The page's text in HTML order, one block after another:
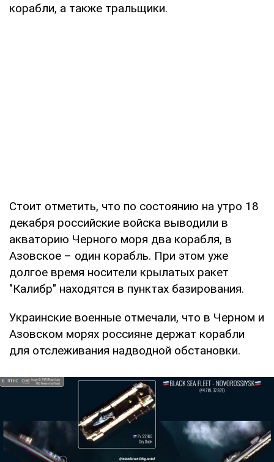
корабли, а также тральщики.
Стоит отметить, что по состоянию на утро 18
декабря российские войска выводили в
акваторию Черного моря два корабля, в
Азовское – один корабль. При этом уже
долгое время носители крылатых ракет
"Калибр" находятся в пунктах базирования.
Украинские военные отмечали, что в Черном и
Азовском морях россияне держат корабли
для отслеживания надводной обстановки.